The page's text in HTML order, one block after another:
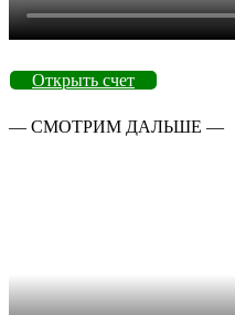
Открыть счет
— СМОТРИМ ДАЛЬШЕ —